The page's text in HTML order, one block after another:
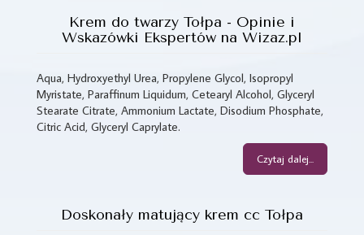
Krem do twarzy Tołpa - Opinie i
Wskazówki Ekspertów na Wizaz.pl
Aqua, Hydroxyethyl Urea, Propylene Glycol, Isopropyl
Myristate, Paraffinum Liquidum, Cetearyl Alcohol, Glyceryl
Stearate Citrate, Ammonium Lactate, Disodium Phosphate,
Citric Acid, Glyceryl Caprylate.
Czytaj dalej...
Doskonały matujący krem cc Tołpa